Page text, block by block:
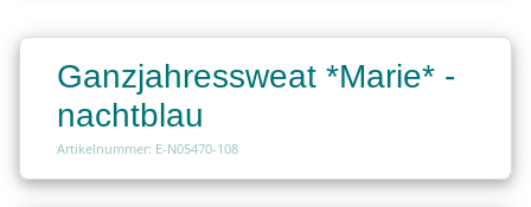
Ganzjahressweat *Marie* -
nachtblau
Artikelnummer: E-N05470-108